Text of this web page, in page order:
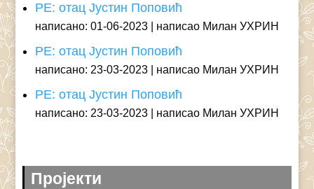
РЕ: отац Јустин Поповић
написано: 01-06-2023 написао Милан УХРИН
РЕ: отац Јустин Поповић
написано: 23-03-2023 написао Милан УХРИН
РЕ: отац Јустин Поповић
написано: 23-03-2023 написао Милан УХРИН
Пројекти